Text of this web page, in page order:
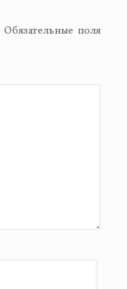
Обязательные поля